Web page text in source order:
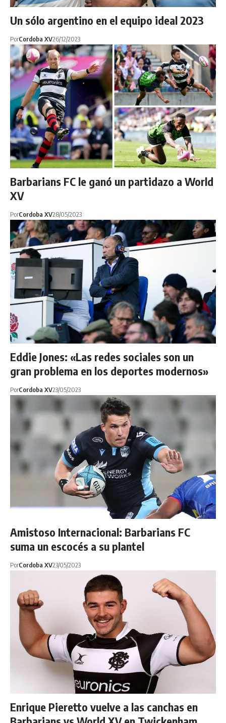
Un sólo argentino en el equipo ideal 2023
PorCordoba XV26/12/2023
Barbarians FC le ganó un partidazo a World
XV
PorCordoba XV28/05/2023
Eddie Jones: «Las redes sociales son un
gran problema en los deportes modernos»
PorCordoba XV23/05/2023
Amistoso Internacional: Barbarians FC
suma un escocés a su plantel
PorCordoba XV23/05/2023
Enrique Pieretto vuelve a las canchas en